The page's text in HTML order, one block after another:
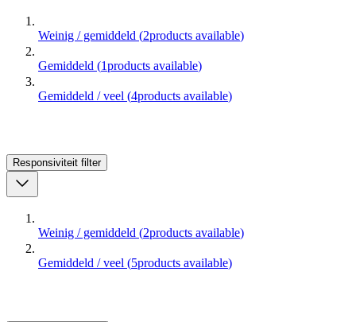
Weinig / gemiddeld (2products available)
Gemiddeld (1products available)
Gemiddeld / veel (4products available)
Responsiviteit filter
Weinig / gemiddeld (2products available)
Gemiddeld / veel (5products available)